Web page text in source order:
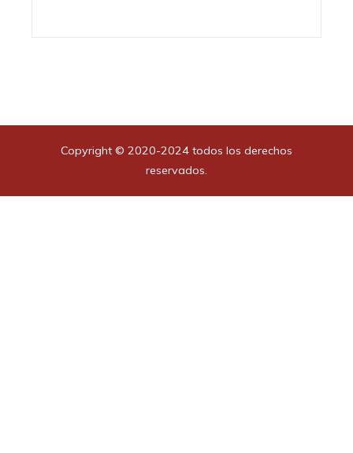
Copyright © 2020-2024 todos los derechos
reservados.